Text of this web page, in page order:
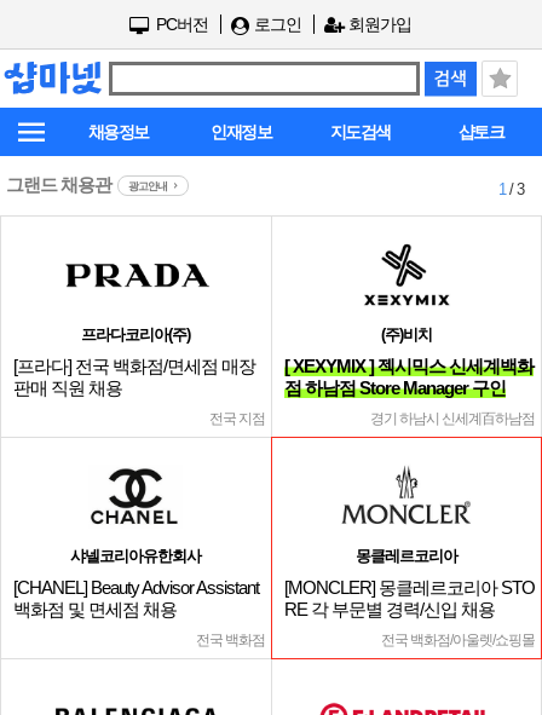
PC버전 로그인 회원가입
채용정보 인재정보 지도검색 샵토크
그랜드 채용관 광고안내 1/ 3
프라다코리아(주)
[프라다] 전국 백화점/면세점 매장
판매 직원 채용
전국 지점
(주)비치
[ XEXYMIX ] 젝시믹스 신세계백화
점 하남점 Store Manager 구인
경기 하남시 신세계百하남점
샤넬코리아유한회사
[CHANEL] Beauty Advisor Assistant
백화점 및 면세점 채용
전국 백화점
몽클레르코리아
[MONCLER] 몽클레르코리아 STO
RE 각 부문별 경력/신입 채용
전국 백화점/아울렛/쇼핑몰